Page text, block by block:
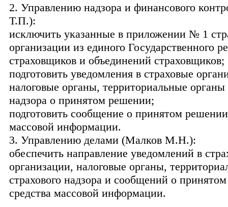
2. Управлению надзора и финансового
Т.П.):
исключить указанные в приложении № 1
организации из единого Государственного
страховщиков и объединений страховщиков;
подготовить уведомления в страховые
налоговые органы, территориальные органы
надзора о принятом решении;
подготовить сообщение о принятом решении
массовой информации.
3. Управлению делами (Малков М.Н.):
обеспечить направление уведомлений в
организации, налоговые органы,
страхового надзора и сообщений о
средства массовой информации.